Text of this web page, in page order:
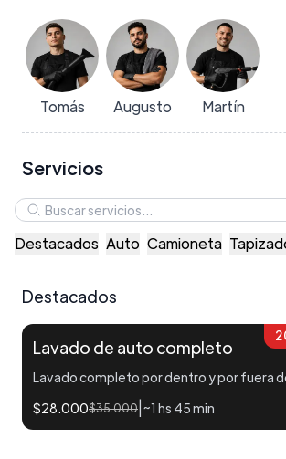
Tomás Augusto Martín
Servicios
Destacados Auto Camioneta
Destacados
Lavado de auto completo
Lavado completo por dentro y por fuera
$28.000$35.000 ~1 hs 45 min